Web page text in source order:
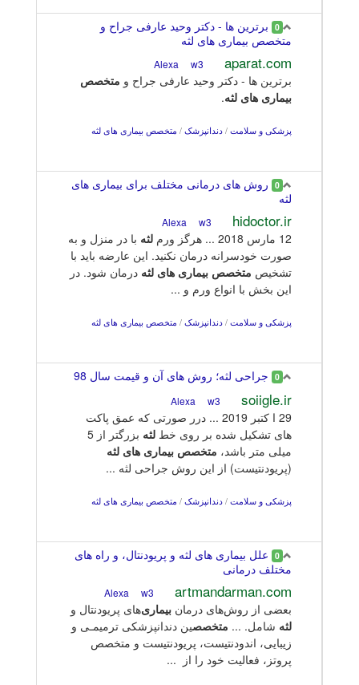
0 برترین ها - دکتر وحید عارفی جراح و
متخصص بیماری های لثه
aparat.com
w3
برترین ها - دکتر وحید عارفی جراح و متخصص
بیماری های لثه.
پزشکی و سلامت / دندانپزشک / متخصص بیماری های لثه
0 روش های درمانی مختلف برای بیماری های
لثه
hidoctor.ir
w3
12 مارس 2018 ... هرگز ورم لثه با در منزل و به
صورت خودسرانه درمان نکنید. این عارضه باید با
تشخیص متخصص بیماری های لثه درمان شود. در
این بخش با انواع ورم و ...
پزشکی و سلامت / دندانپزشک / متخصص بیماری های لثه
0 جراحی لثه؛ روش های آن و قیمت سال 98
soiigle.ir
w3
29 ا کتبر 2019 ... درر صورتی که عمق پاکت
های تشکیل شده بر روی خط لثه
بزرگتر از 5
میلی متر باشد، متخصص بیماری های لثه
(پریودنتیست) از این روش جراحی لثه ...
پزشکی و سلامت / دندانپزشک / متخصص بیماری های لثه
0 علل بیماری های لثه و پریودنتال، و راه های
مختلف درمانی
artmandarman.com
w3
بعضی از روش‌های درمان بیماری‌های پریودنتال و
لثه شامل. ... متخصصین دندانپزشکی ترمیمـی و
زیبایی، اندودنتیست، پریودنتیست و متخصص
پروتز، فعالیت خود را از ...